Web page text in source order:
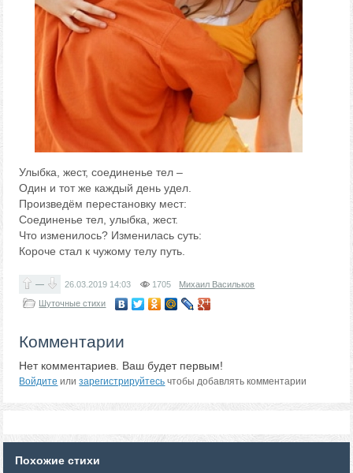
Улыбка, жест, соединенье тел –
Один и тот же каждый день удел.
Произведём перестановку мест:
Соединенье тел, улыбка, жест.
Что изменилось? Изменилась суть:
Короче стал к чужому телу путь.
— 26.03.2019 14:03 1705
Михаил Васильков
Шуточные стихи
Комментарии
Нет комментариев. Ваш будет первым!
Войдите илизарегистрируйтесь чтобы добавлять комментарии
Похожие стихи